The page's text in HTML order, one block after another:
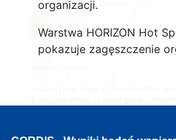
organizacji.
Warstwa HORIZON Hot
pokazuje zagęszczenie
160